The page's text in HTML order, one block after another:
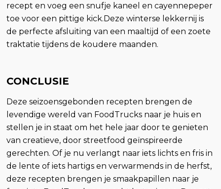
recept en voeg een snufje kaneel en cayennepeper
toe voor een pittige kick.Deze winterse lekkernij is
de perfecte afsluiting van een maaltijd of een zoete
traktatie tijdens de koudere maanden.
CONCLUSIE
Deze seizoensgebonden recepten brengen de
levendige wereld van FoodTrucks naar je huis en
stellen je in staat om het hele jaar door te genieten
van creatieve, door streetfood geïnspireerde
gerechten. Of je nu verlangt naar iets lichts en fris in
de lente of iets hartigs en verwarmends in de herfst,
deze recepten brengen je smaakpapillen naar je